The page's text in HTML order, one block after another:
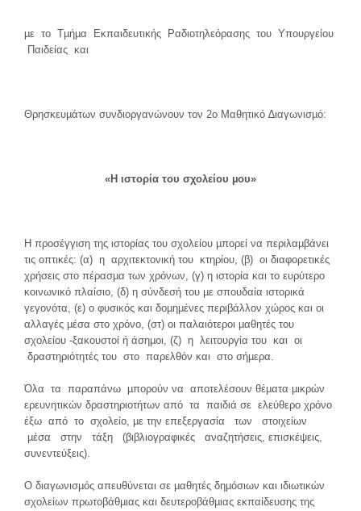
µε το Τµήµα Εκπαιδευτικής Ραδιοτηλεόρασης του Υπουργείου
Παιδείας και
Θρησκευµάτων συνδιοργανώνουν τον 2ο Μαθητικό ∆ιαγωνισµό:
«Η ιστορία του σχολείου µου»
Η προσέγγιση της ιστορίας του σχολείου µπορεί να περιλαµβάνει
τις οπτικές: (α) η αρχιτεκτονική του κτηρίου, (β) οι διαφορετικές
χρήσεις στο πέρασµα των χρόνων, (γ) η ιστορία και το ευρύτερο
κοινωνικό πλαίσιο, (δ) η σύνδεσή του µε σπουδαία ιστορικά
γεγονότα, (ε) ο φυσικός και δοµηµένες περιβάλλον χώρος και οι
αλλαγές µέσα στο χρόνο, (στ) οι παλαιότεροι µαθητές του
σχολείου -ξακουστοί ή άσηµοι, (ζ) η λειτουργία του και οι
δραστηριότητές του στο παρελθόν και στο σήµερα.
Όλα τα παραπάνω µπορούν να αποτελέσουν θέµατα µικρών
ερευνητικών δραστηριοτήτων από τα παιδιά σε ελεύθερο χρόνο
έξω από το σχολείο, µε την επεξεργασία των στοιχείων
µέσα στην τάξη (βιβλιογραφικές αναζητήσεις, επισκέψεις,
συνεντεύξεις).
Ο διαγωνισµός απευθύνεται σε µαθητές δηµόσιων και ιδιωτικών
σχολείων πρωτοβάθµιας και δευτεροβάθµιας εκπαίδευσης της